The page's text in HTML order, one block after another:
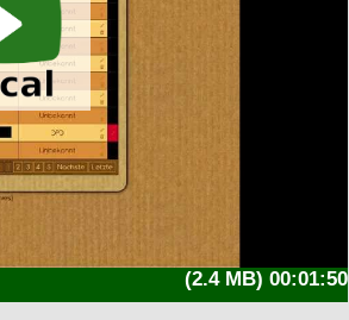
(2.4 MB) 00:01:50